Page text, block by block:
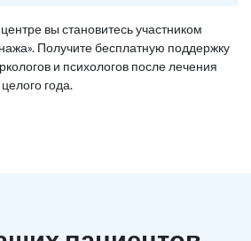
вы становитесь участником
Получите бесплатную поддержку
и психологов после лечения
года.